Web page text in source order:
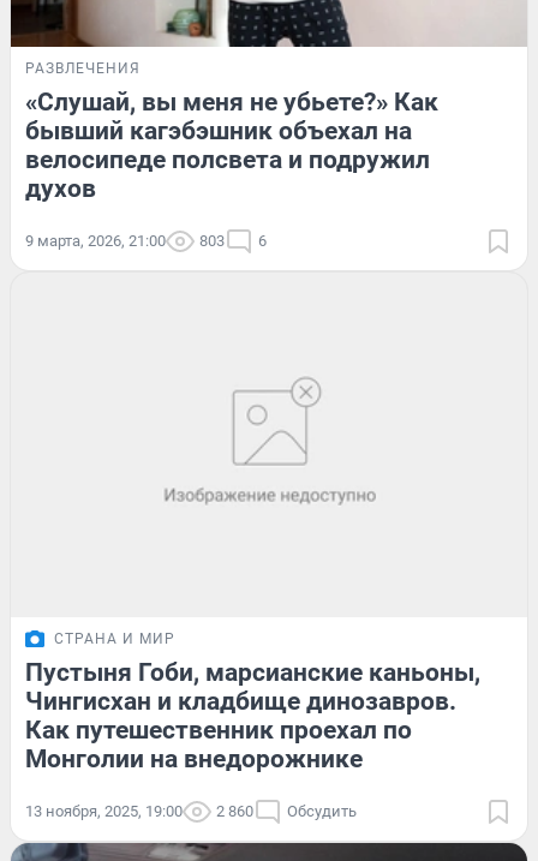
РАЗВЛЕЧЕНИЯ
«Слушай, вы меня не убьете?» Как
бывший кагэбэшник объехал на
велосипеде полсвета и подружил
духов
9 марта, 2026, 21:00 803 6
СТРАНА И МИР
Пустыня Гоби, марсианские каньоны,
Чингисхан и кладбище динозавров.
Как путешественник проехал по
Монголии на внедорожнике
13 ноября, 2025, 19:00 2 860 Обсудить